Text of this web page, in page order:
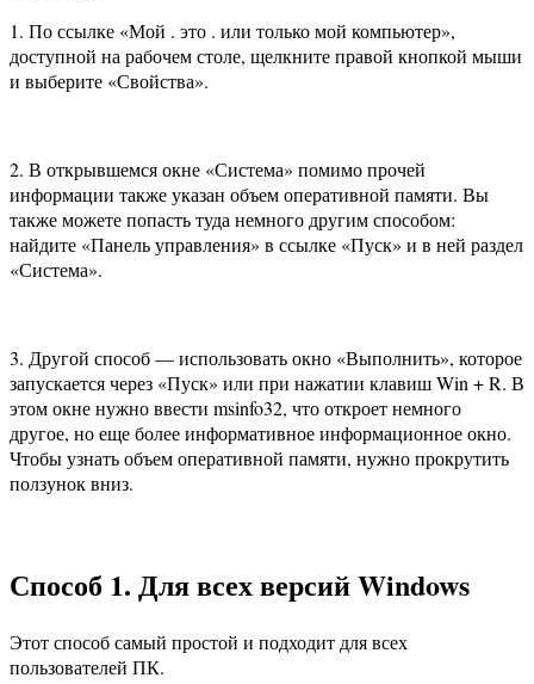
1. По ссылке «Мой . это . или только мой компьютер»,
доступной на рабочем столе, щелкните правой кнопкой мыши
и выберите «Свойства».
2. В открывшемся окне «Система» помимо прочей
информации также указан объем оперативной памяти. Вы
также можете попасть туда немного другим способом:
найдите «Панель управления» в ссылке «Пуск» и в ней раздел
«Система».
3. Другой способ — использовать окно «Выполнить», которое
запускается через «Пуск» или при нажатии клавиш Win + R. В
этом окне нужно ввести msinfo32, что откроет немного
другое, но еще более информативное информационное окно.
Чтобы узнать объем оперативной памяти, нужно прокрутить
ползунок вниз.
Способ 1. Для всех версий Windows
Этот способ самый простой и подходит для всех
пользователей ПК.